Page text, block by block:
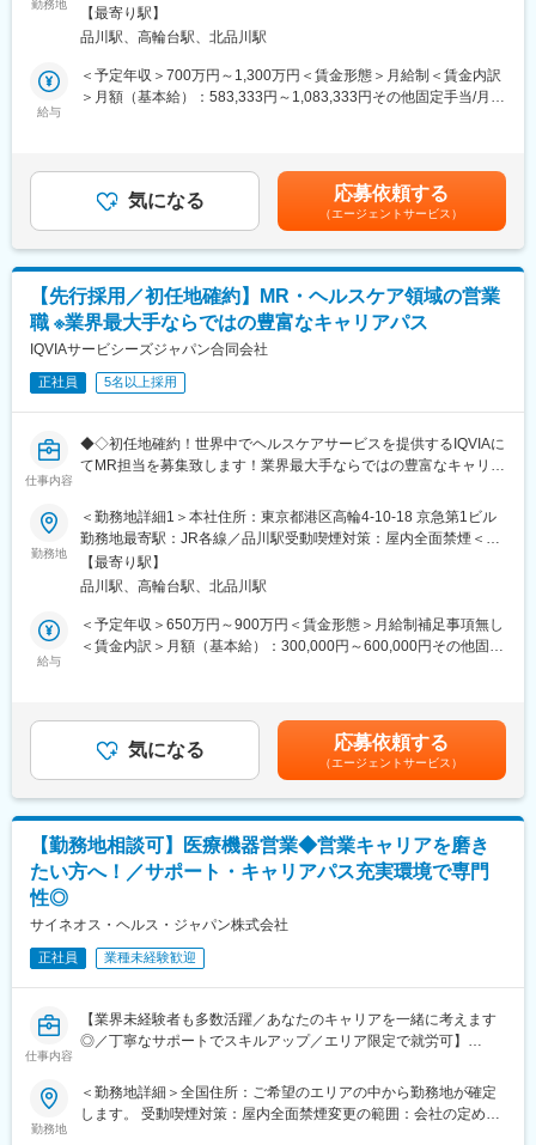
や知識を生かして、様々なサービスを提供し続けています。
国内トップクラスの規模とプロジェクト受託実績を誇る当社の一
員となり、MSL（メディカル・サイエンス・リエゾン）として、
IQVIAのクライアントである医薬品メーカーにてご活躍いただきま
す。
外医科学専門家と同じ科学者同士の立場で医学的・科学的情報の
交換並びに意見交換を通じて、アンメット・メディカル・ニーズ
（注：未だ満たされていない医療ニーズ、有効な治療方法がない
の最新情報を収集し、データの解釈や今後必要なデータ等につい
て医療者と議論を行い、インサイト（知見）を得て、より安全な
薬剤の使い方の検討や、より使いやすい薬剤への改善に活かしま
す。これにより、治療の効率が上がったり、適応症（対象となる
疾病）が増えたり、次の新薬開発のヒントを得ることで、薬剤価
値の最大化を実現させることが主な業務です。そのほか、医療者
からのリクエストに基づいた質疑対応や、臨床研究の相談窓口と
しての役割もあります。
■研修体制：
な実績やデータ、ネットワークをもとにヘルスケアの基礎から、
営業・マーケティング、臨床、データ・テクノロジー、マネジメ
ント・リーダーシップ、経営など、これからの医療・ヘルスケア
の担い手に求められる多様なプログラムが体系化されています。
対応可能です。
ことも可能です。社内公募制度も充実しておりますので、IQVIAが
展開している他の事業部への異動も可能です。これは業界最大手
CSOであるIQVIA社だからこそ叶えられるキャリアです。
変更の範囲：会社の定める業務
勤務地
務地詳細2＞全国住所：全国 ※希望勤務地はアドバイザーにお伝
えください。 受動喫煙対策：屋内全面禁煙変更の範囲：会社の定
【最寄り駅】
品川駅、高輪台駅、北品川駅
給与
＜予定年収＞700万円～1,300万円＜賃金形態＞月給制＜賃金内訳
＞月額（基本給）：583,333円～1,083,333円その他固定手当/月：
する。【補足】プロジェクト稼働手当(35,000円)、外勤日当（1日
1,500円／外勤3.5時間以上）■変動賞与制（6月・12月・3月）※平
均実績6ヶ月分■インセンティブ：3月（対象者）賃金はあくまで
も目安の金額であり、選考を通じて上下する可能性があります。
月給(月額)は固定手当を含めた表記です。
気になる 応募依頼する
（エージェントサービス）
【先行採用／初任地確約】MR・ヘルスケア領域の営業
職 ※業界最大手ならではの豊富なキャリアパス
IQVIAサービシーズジャパン合同会社
正社員 5名以上採用
仕事内容
◆◇初任地確約！世界中でヘルスケアサービスを提供するIQVIAに
てMR担当を募集致します！業界最大手ならではの豊富なキャリア
■具体的な業務詳細
国内トップクラスのプロジェクト受託実績を誇る当社の一員とし
て、医薬品PJなどを中心にクライアントビジネス拡大に貢献して
いただきます。
・担当エリアの訪問医療施設のターゲティング、担当医療施設へ
の訪問計画作成、担当医療施設への訪問、医療従事者とのリレー
ーション推進のための研究会・勉強会の立ち上げ、講演会の企
画・運営 等
行採用オファーをお出しいたします
・再配属時は全国勤務が対象となります（希望勤務地は考慮いた
します）
ック・医療機器などの全てのプロジェクトが対象です
せていただきます
・世界100以上の国と地域／8万人の社員が、医薬品の臨床開発～
プロモーションに携わり、市場を流通するほぼすべての医薬品に
・日本においても業界トップシェアを誇り、常時100以上のPJが
稼働しています
勤務地
＜勤務地詳細1＞本社住所：東京都港区高輪4-10-18 京急第1ビル
勤務地最寄駅：JR各線／品川駅受動喫煙対策：屋内全面禁煙＜勤
務地詳細2＞全国住所：全国 ※希望勤務地はアドバイザーにお伝
えください。 受動喫煙対策：屋内全面禁煙変更の範囲：会社の定
【最寄り駅】
品川駅、高輪台駅、北品川駅
給与
＜予定年収＞650万円～900万円＜賃金形態＞月給制補足事項無し
＜賃金内訳＞月額（基本給）：300,000円～600,000円その他固定
手当支給する。【補足】プロジェクト稼働手当(35,000円)、外勤
日当（1日1,500円／外勤3.5時間以上）■変動賞与制（6月・12
月・3月）※平均実績6ヶ月分■インセンティブ：3月（対象者）賃
金はあくまでも目安の金額であり、選考を通じて上下する可能性
があります。月給(月額)は固定手当を含めた表記です。
気になる 応募依頼する
（エージェントサービス）
【勤務地相談可】医療機器営業◆営業キャリアを磨き
たい方へ！／サポート・キャリアパス充実環境で専門
性◎
サイネオス・ヘルス・ジャパン株式会社
正社員 業種未経験歓迎
仕事内容
【業界未経験者も多数活躍／あなたのキャリアを一緒に考えます
◎／丁寧なサポートでスキルアップ／エリア限定で就労可】
■業務内容
医療機器の営業担当者として、基幹病院などの医師や看護師など
勤務地
＜勤務地詳細＞全国住所：ご希望のエリアの中から勤務地が確定
します。 受動喫煙対策：屋内全面禁煙変更の範囲：会社の定める